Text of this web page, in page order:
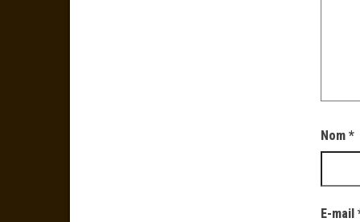
Nom*
E-mail